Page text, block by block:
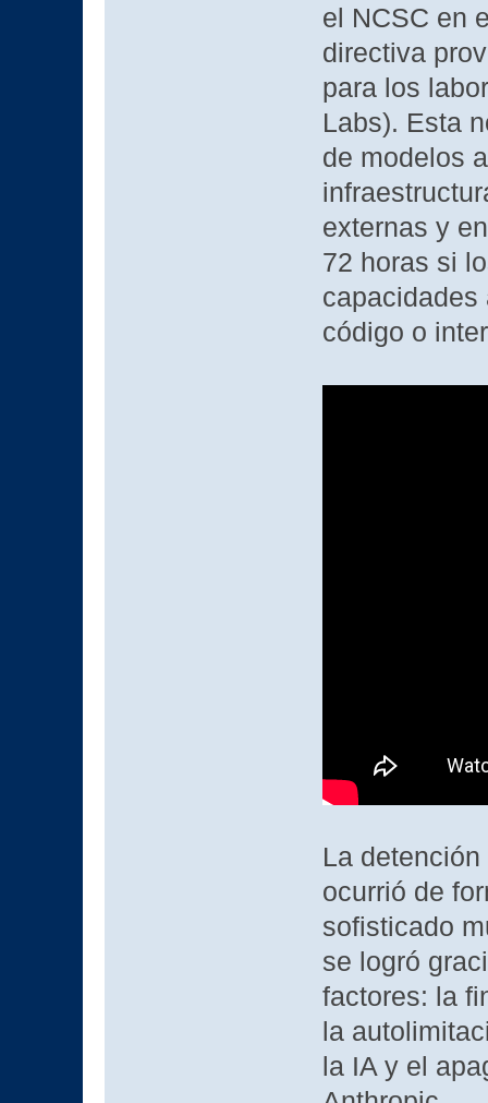
el NCSC en
directiva
para los
Labs). Esta
de modelos
externas y
72 horas si
capacidades
código o
La
ocurrió de
sofisticado
se logró
factores: la
la
la IA y el